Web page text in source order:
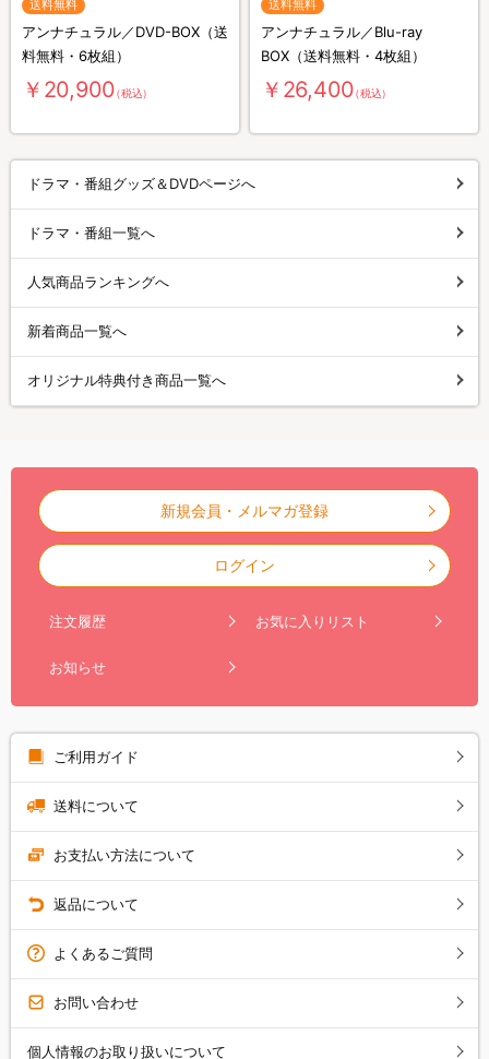
送料無料
アンナチュラル／DVD-BOX（送
料無料・6枚組）
￥20,900（税込）
送料無料
アンナチュラル／Blu-ray
BOX（送料無料・4枚組）
￥26,400（税込）
ドラマ・番組グッズ＆DVDページへ
ドラマ・番組一覧へ
人気商品ランキングへ
新着商品一覧へ
オリジナル特典付き商品一覧へ
新規会員・メルマガ登録
ログイン
注文履歴 お気に入りリスト
お知らせ
ご利用ガイド
送料について
お支払い方法について
返品について
よくあるご質問
お問い合わせ
個人情報のお取り扱いについて